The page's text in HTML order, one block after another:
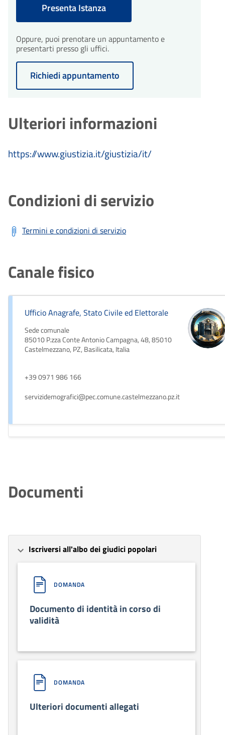
Presenta Istanza
Oppure, puoi prenotare un appuntamento e
presentarti presso gli uffici.
Richiedi appuntamento
Ulteriori informazioni
https://www.giustizia.it/giustizia/it/
Condizioni di servizio
Termini e condizioni di servizio
Canale fisico
Ufficio Anagrafe, Stato Civile ed Elettorale
Sede comunale
85010 P.zza Conte Antonio Campagna, 48, 85010
Castelmezzano, PZ, Basilicata, Italia
+39 0971 986 166
servizidemografici@pec.comune.castelmezzano.pz.it
Documenti
Iscriversi all'albo dei giudici popolari
DOMANDA
Documento di identità in corso di
validità
DOMANDA
Ulteriori documenti allegati